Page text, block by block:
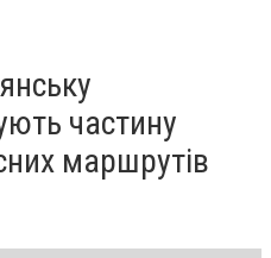
частину
маршрутів